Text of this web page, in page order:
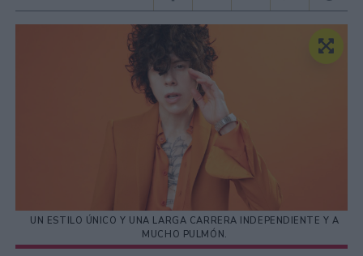
UN ESTILO ÚNICO Y UNA LARGA CARRERA INDEPENDIENTE Y A
MUCHO PULMÓN.